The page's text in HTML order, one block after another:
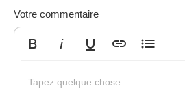
Votre commentaire
Tapez quelque chose